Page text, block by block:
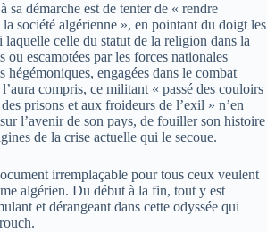
sa démarche est de tenter de « rendre
société algérienne », en pointant du doigt les
laquelle celle du statut de la religion dans la
ou escamotées par les forces nationales
hégémoniques, engagées dans le combat
compris, ce militant « passé des couloirs
prisons et aux froideurs de l’exil » n’en
l’avenir de son pays, de fouiller son histoire
de la crise actuelle qui le secoue.
irremplaçable pour tous ceux veulent
algérien. Du début à la fin, tout y est
et dérangeant dans cette odyssée qui